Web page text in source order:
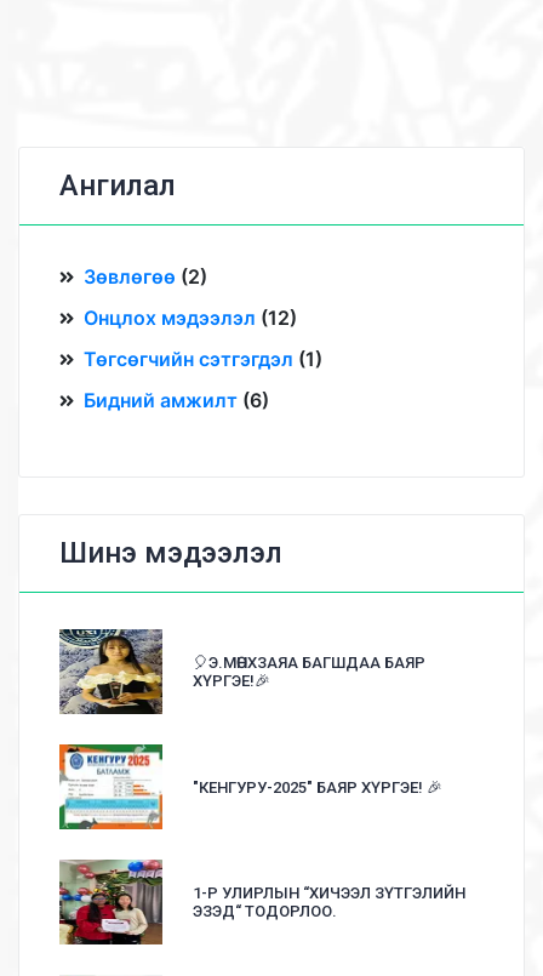
Ангилал
Зөвлөгөө (2)
Онцлох мэдээлэл (12)
Төгсөгчийн сэтгэгдэл (1)
Бидний амжилт (6)
Шинэ мэдээлэл
🎈Э.МӨНХЗАЯА БАГШДАА БАЯР
ХҮРГЭЕ!🎉
"КЕНГУРУ-2025" БАЯР ХҮРГЭЕ! 🎉
1-Р УЛИРЛЫН “ХИЧЭЭЛ ЗҮТГЭЛИЙН
ЭЗЭД“ ТОДОРЛОО.